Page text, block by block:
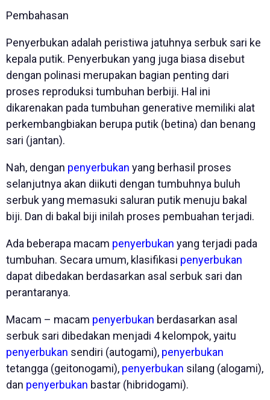
Pembahasan
Penyerbukan adalah peristiwa jatuhnya serbuk sari ke
kepala putik. Penyerbukan yang juga biasa disebut
dengan polinasi merupakan bagian penting dari
proses reproduksi tumbuhan berbiji. Hal ini
dikarenakan pada tumbuhan generative memiliki alat
perkembangbiakan berupa putik (betina) dan benang
sari (jantan).
Nah, dengan penyerbukan yang berhasil proses
selanjutnya akan diikuti dengan tumbuhnya buluh
serbuk yang memasuki saluran putik menuju bakal
biji. Dan di bakal biji inilah proses pembuahan terjadi.
Ada beberapa macam penyerbukan yang terjadi pada
tumbuhan. Secara umum, klasifikasi penyerbukan
dapat dibedakan berdasarkan asal serbuk sari dan
perantaranya.
Macam – macam penyerbukan berdasarkan asal
serbuk sari dibedakan menjadi 4 kelompok, yaitu
penyerbukan sendiri (autogami), penyerbukan
tetangga (geitonogami), penyerbukan silang (alogami),
dan penyerbukan bastar (hibridogami).